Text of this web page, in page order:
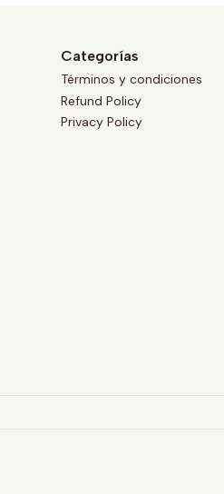
Categorías
Términos y condiciones
Refund Policy
Privacy Policy